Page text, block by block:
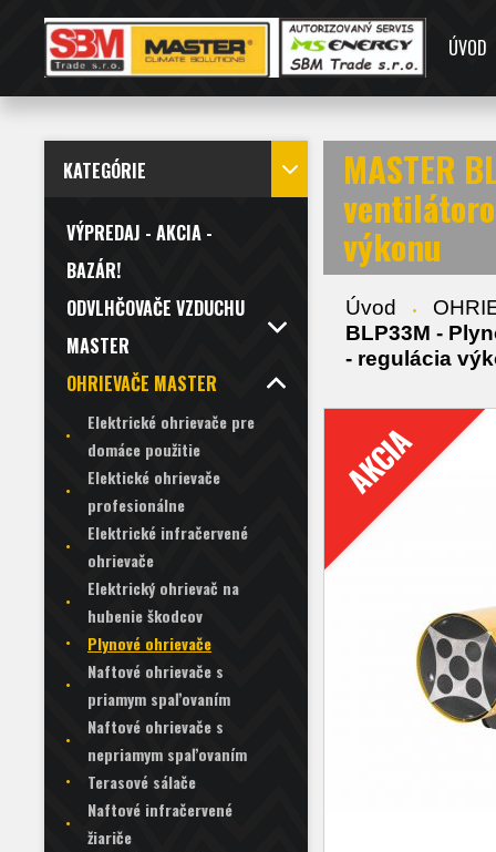
ÚVOD
KATEGÓRIE
VÝPREDAJ - AKCIA -
BAZÁR!
ODVLHČOVAČE VZDUCHU
MASTER
OHRIEVAČE MASTER
Elektrické ohrievače pre
domáce použitie
Elektické ohrievače
profesionálne
Elektrické infračervené
ohrievače
Elektrický ohrievač na
hubenie škodcov
Plynové ohrievače
Naftové ohrievače s
priamym spaľovaním
Naftové ohrievače s
nepriamym spaľovaním
Terasové sálače
Naftové infračervené
žiariče
MASTER
výkonu
Úvod
BLP33M -
- regulácia
AKCIA